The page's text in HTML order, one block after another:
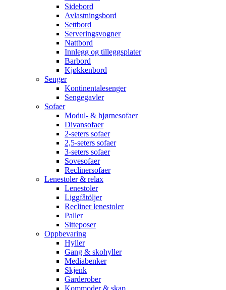
Sidebord
Avlastningsbord
Settbord
Serveringsvogner
Nattbord
Innlegg og tilleggsplater
Barbord
Kjøkkenbord
Senger
Kontinentalesenger
Sengegavler
Sofaer
Modul- & hjørnesofaer
Divansofaer
2-seters sofaer
2,5-seters sofaer
3-seters sofaer
Sovesofaer
Reclinersofaer
Lenestoler & relax
Lenestoler
Liggfåtöljer
Recliner lenestoler
Paller
Sitteposer
Oppbevaring
Hyller
Gang & skohyller
Mediabenker
Skjenk
Garderober